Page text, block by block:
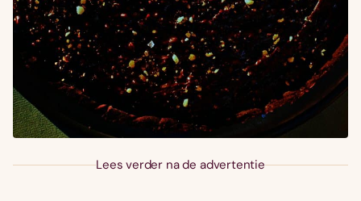
Lees verder na de advertentie